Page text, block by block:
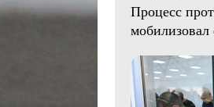
Процесс
мобилизовал